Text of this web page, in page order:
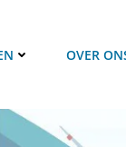
OVER